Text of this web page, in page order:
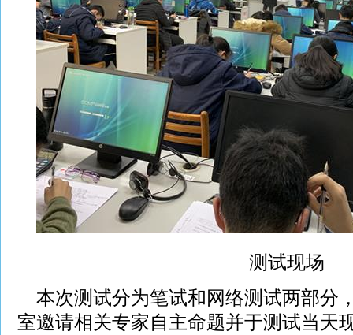
测试现场
本次测试分为笔试和网络测试两部分
室邀请相关专家自主命题并于测试当天